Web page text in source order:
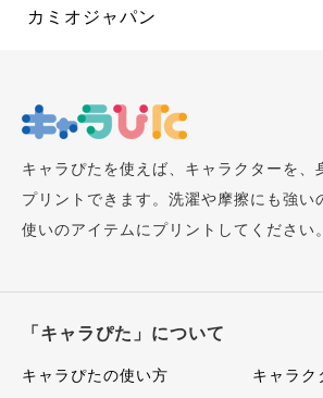
カミオジャパン
キャラぴたを使えば、キャラクターを、
プリントできます。洗濯や摩擦にも強い
使いのアイテムにプリントしてください。
「キャラぴた」について
キャラぴたの使い方 キャラク